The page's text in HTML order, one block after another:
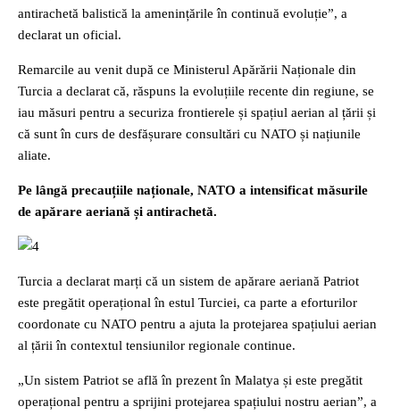
antirachetă balistică la amenințările în continuă evoluție”, a
declarat un oficial.
Remarcile au venit după ce Ministerul Apărării Naționale din
Turcia a declarat că, răspuns la evoluțiile recente din regiune, se
iau măsuri pentru a securiza frontierele și spațiul aerian al țării și
că sunt în curs de desfășurare consultări cu NATO și națiunile
aliate.
Pe lângă precauțiile naționale, NATO a intensificat măsurile
de apărare aeriană și antirachetă.
Turcia a declarat marți că un sistem de apărare aeriană Patriot
este pregătit operațional în estul Turciei, ca parte a eforturilor
coordonate cu NATO pentru a ajuta la protejarea spațiului aerian
al țării în contextul tensiunilor regionale continue.
„Un sistem Patriot se află în prezent în Malatya și este pregătit
operațional pentru a sprijini protejarea spațiului nostru aerian”, a